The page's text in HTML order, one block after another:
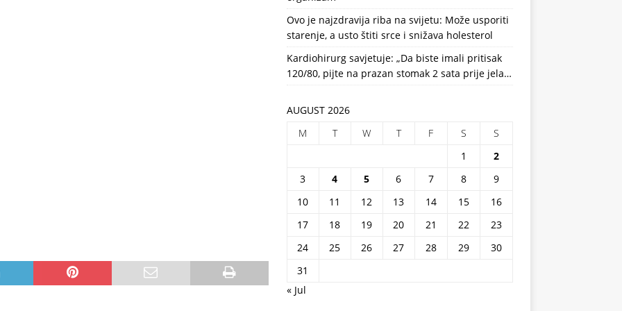
Ovo je najzdravija riba na svijetu: Može usporiti
starenje, a usto štiti srce i snižava holesterol
Kardiohirurg savjetuje: „Da biste imali pritisak
120/80, pijte na prazan stomak 2 sata prije jela…
AUGUST 2026
M
T W T F S
S
1
2
3
4 5 6 7 8
9
10
11 12 13 14 15
16
17
18 19 20 21 22
23
24
25 26 27 28 29
30
31
« Jul